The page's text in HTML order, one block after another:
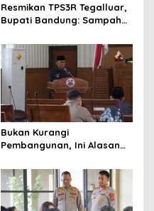
Resmikan TPS3R Tegalluar,
Bupati Bandung: Sampah
Pemerintah
Bukan Kurangi
Pembangunan, Ini Alasan
Pengurangan Belanja
Daerah